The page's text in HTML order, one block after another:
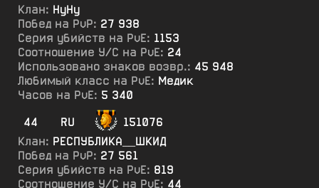
Клан: НуНу
Побед на PvP: 27 938
Серия убийств на PvE: 1153
Соотношение У/С на PvE: 24
Использовано знаков возвр.: 45 948
Любимый класс на PvE: Медик
Часов на PvE: 5 340
44
RU
151076
Клан: РЕСПУБЛИКА__ШКИД
Побед на PvP: 27 561
Серия убийств на PvE: 819
Соотношение У/С на PvE: 44